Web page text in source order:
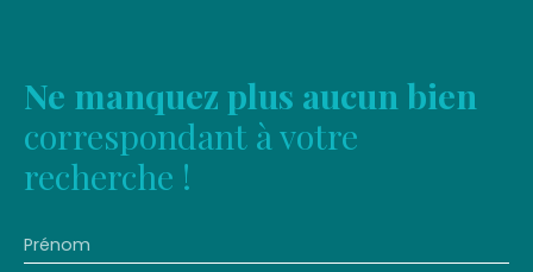
Ne manquez plus aucun bien
correspondant à votre
recherche !
Prénom